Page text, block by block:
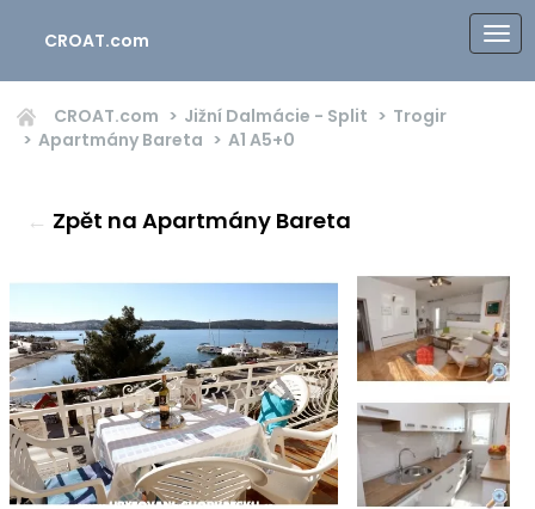
CROAT.com
CROAT.com Jižní Dalmácie - Split
Trogir
Apartmány Bareta
A1 A5+0
← Zpět na Apartmány Bareta